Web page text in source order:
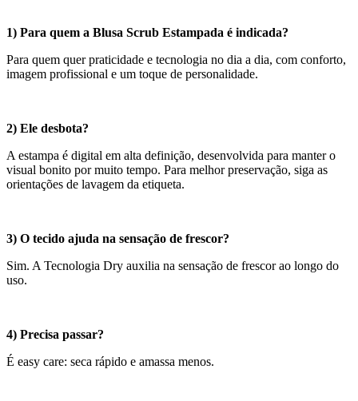
1) Para quem a Blusa Scrub Estampada é indicada?
Para quem quer praticidade e tecnologia no dia a dia, com conforto,
imagem profissional e um toque de personalidade.
2) Ele desbota?
A estampa é digital em alta definição, desenvolvida para manter o
visual bonito por muito tempo. Para melhor preservação, siga as
orientações de lavagem da etiqueta.
3) O tecido ajuda na sensação de frescor?
Sim. A Tecnologia Dry auxilia na sensação de frescor ao longo do
uso.
4) Precisa passar?
É easy care: seca rápido e amassa menos.